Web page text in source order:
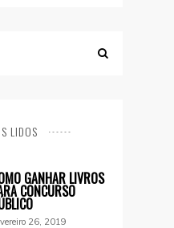
LIDOS
GANHAR LIVROS
CONCURSO
26, 2019